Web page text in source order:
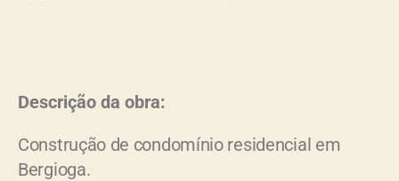
Descrição da obra:
Construção de condomínio residencial em
Bergioga.